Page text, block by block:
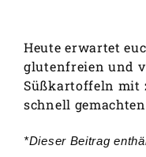
Heute erwartet
glutenfreien und
Süßkartoffeln mit
schnell
*Dieser Beitrag